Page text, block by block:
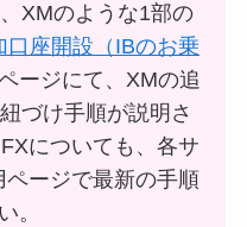
XMのような1部の
口座開設（IBのお乗
ージにて、XMの追
づけ手順が説明さ
についても、各サ
ページで最新の手順
。